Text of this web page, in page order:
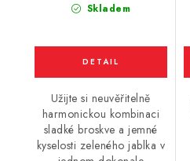
Skladem
Užijte si neuvěřitelně
harmonickou kombinaci
sladké broskve a jemné
kyselosti zeleného jablka v